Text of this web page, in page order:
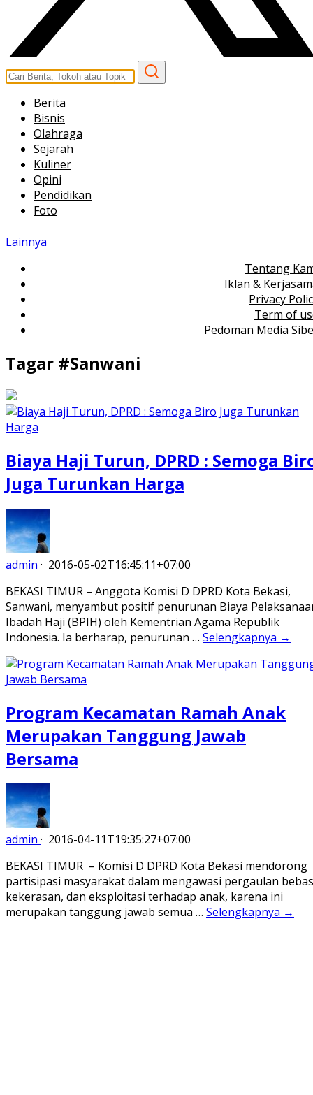
Berita
Bisnis
Olahraga
Sejarah
Kuliner
Opini
Pendidikan
Foto
Lainnya
Tentang
Iklan &
Privacy
Term of
Pedoman Media
Tagar #Sanwani
Biaya Haji Turun, DPRD : Semoga
Juga Turunkan Harga
admin · 2016-05-02T16:45:11+07:00
BEKASI TIMUR – Anggota Komisi D DPRD Kota Bekasi,
Sanwani, menyambut positif penurunan Biaya
Ibadah Haji (BPIH) oleh Kementrian Agama Republik
Indonesia. Ia berharap, penurunan … Selengkapnya →
Program Kecamatan Ramah Anak
Merupakan Tanggung Jawab
Bersama
admin · 2016-04-11T19:35:27+07:00
BEKASI TIMUR – Komisi D DPRD Kota Bekasi mendorong
partisipasi masyarakat dalam mengawasi pergaulan
kekerasan, dan eksploitasi terhadap anak, karena ini
merupakan tanggung jawab semua … Selengkapnya →